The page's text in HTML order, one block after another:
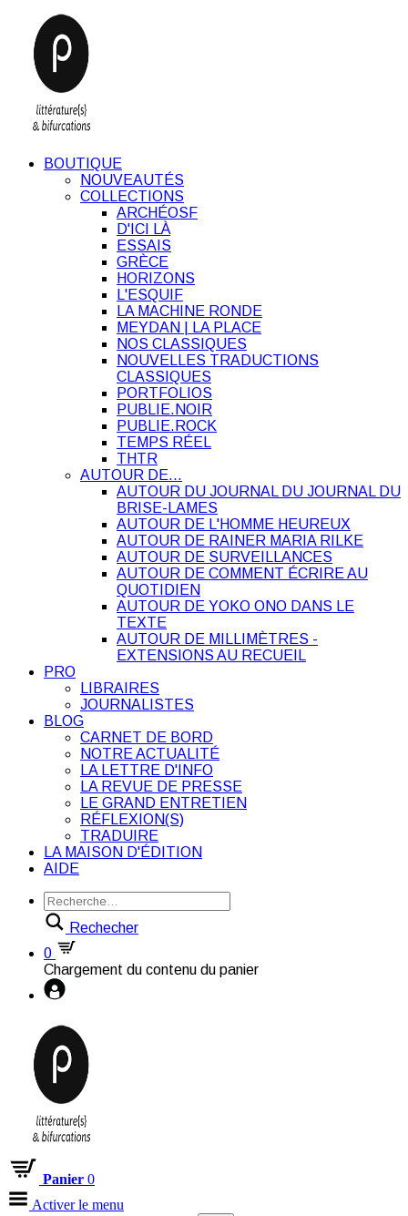
BOUTIQUE
NOUVEAUTÉS
COLLECTIONS
ARCHÉOSF
D'ICI LÀ
ESSAIS
GRÈCE
HORIZONS
L'ESQUIF
LA MACHINE RONDE
MEYDAN | LA PLACE
NOS CLASSIQUES
NOUVELLES TRADUCTIONS
CLASSIQUES
PORTFOLIOS
PUBLIE.NOIR
PUBLIE.ROCK
TEMPS RÉEL
THTR
AUTOUR DE…
AUTOUR DU JOURNAL DU JOURNAL DU
BRISE-LAMES
AUTOUR DE L'HOMME HEUREUX
AUTOUR DE RAINER MARIA RILKE
AUTOUR DE SURVEILLANCES
AUTOUR DE COMMENT ÉCRIRE AU
QUOTIDIEN
AUTOUR DE YOKO ONO DANS LE
TEXTE
AUTOUR DE MILLIMÈTRES -
EXTENSIONS AU RECUEIL
PRO
LIBRAIRES
JOURNALISTES
BLOG
CARNET DE BORD
NOTRE ACTUALITÉ
LA LETTRE D'INFO
LA REVUE DE PRESSE
LE GRAND ENTRETIEN
RÉFLEXION(S)
TRADUIRE
LA MAISON D'ÉDITION
AIDE
Rechecher
0
Chargement du contenu du panier
Panier 0
Activer le menu